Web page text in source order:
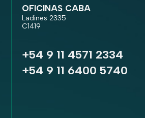
OFICINAS CABA
Ladines 2335
C1419
+54 9 11 4571 2334
+54 9 11 6400 5740